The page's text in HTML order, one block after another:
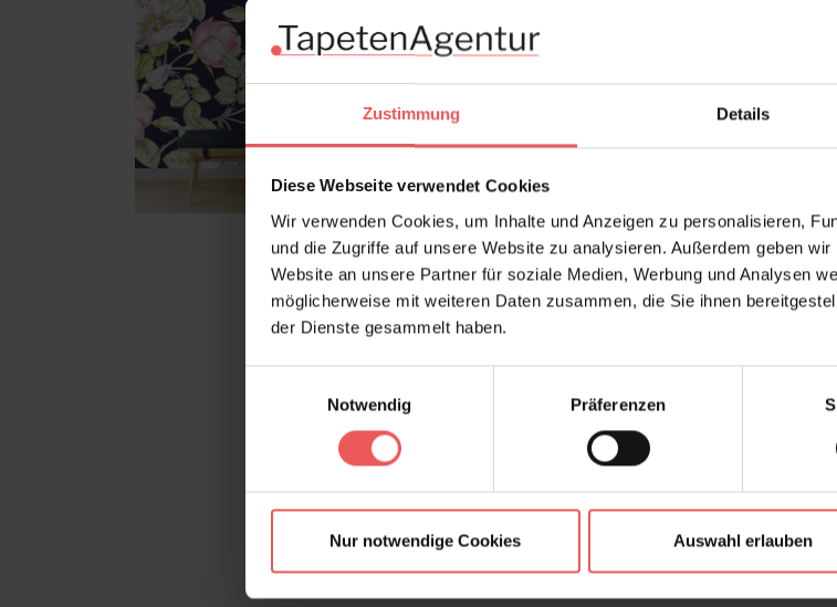
Zustimmung Details
Diese Webseite verwendet Cookies
Wir verwenden Cookies, um Inhalte und Anzeigen zu personalisieren,
und die Zugriffe auf unsere Website zu analysieren. Außerdem geben
Website an unsere Partner für soziale Medien, Werbung und Analysen
möglicherweise mit weiteren Daten zusammen, die Sie ihnen
der Dienste gesammelt haben.
Notwendig
Präferenzen
Nur notwendige Cookies Auswahl erlauben